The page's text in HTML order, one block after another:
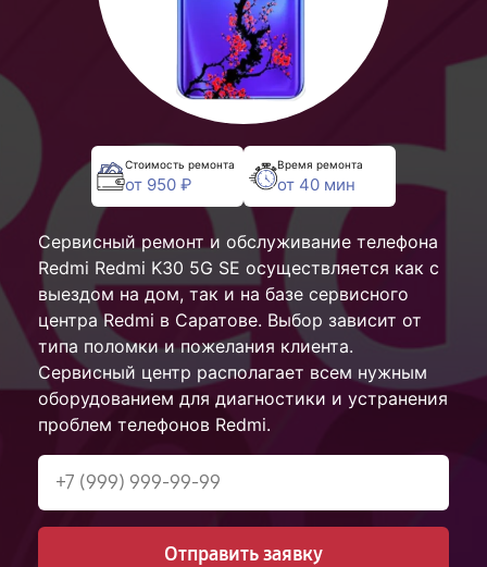
Стоимость ремонта
от 950 ₽
Время ремонта
от 40 мин
Сервисный ремонт и обслуживание телефона
Redmi Redmi K30 5G SE осуществляется как с
выездом на дом, так и на базе сервисного
центра Redmi в Саратове. Выбор зависит от
типа поломки и пожелания клиента.
Сервисный центр располагает всем нужным
оборудованием для диагностики и устранения
проблем телефонов Redmi.
Отправить заявку